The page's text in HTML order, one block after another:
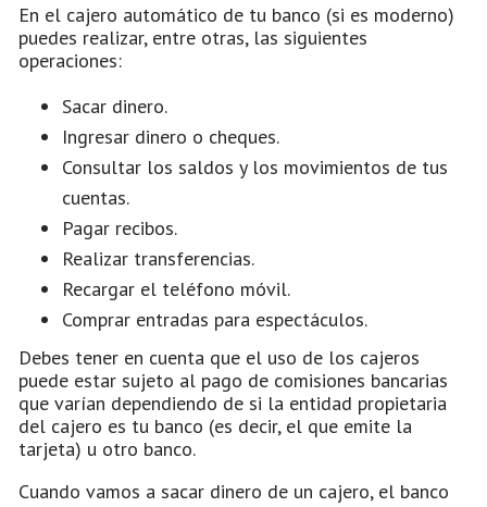
En el cajero automático de tu banco (si es moderno)
puedes realizar, entre otras, las siguientes
operaciones:
Sacar dinero.
Ingresar dinero o cheques.
Consultar los saldos y los movimientos de tus
cuentas.
Pagar recibos.
Realizar transferencias.
Recargar el teléfono móvil.
Comprar entradas para espectáculos.
Debes tener en cuenta que el uso de los cajeros
puede estar sujeto al pago de comisiones bancarias
que varían dependiendo de si la entidad propietaria
del cajero es tu banco (es decir, el que emite la
tarjeta) u otro banco.
Cuando vamos a sacar dinero de un cajero, el banco